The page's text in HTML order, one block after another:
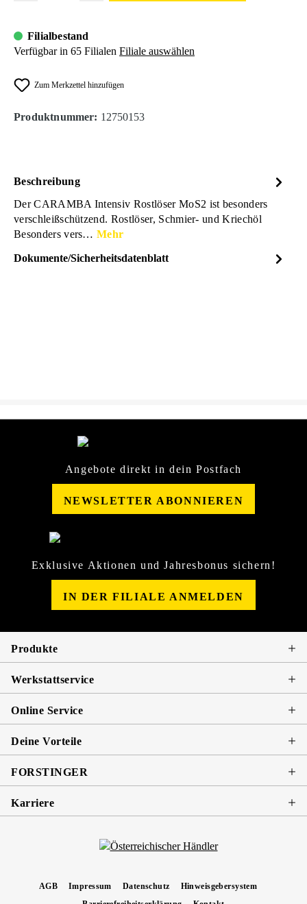
Filialbestand
Verfügbar in 65 Filialen Filiale auswählen
Zum Merkzettel hinzufügen
Produktnummer: 12750153
Beschreibung
Der CARAMBA Intensiv Rostlöser MoS2 ist besonders
verschleißschützend. Rostlöser, Schmier- und Kriechöl
Besonders vers…Mehr
Dokumente/Sicherheitsdatenblatt
Angebote direkt in dein Postfach
NEWSLETTER ABONNIEREN
Exklusive Aktionen und Jahresbonus sichern!
IN DER FILIALE ANMELDEN
Produkte
Werkstattservice
Online Service
Deine Vorteile
FORSTINGER
Karriere
AGB Impressum Datenschutz
Hinweisgebersystem